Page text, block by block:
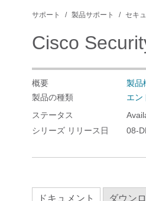
サポート 製品サポート セキ
Cisco
概要
製品
製品の種類
エン
ステータス
シリーズ リリース日
08-
ドキュメント ダウン